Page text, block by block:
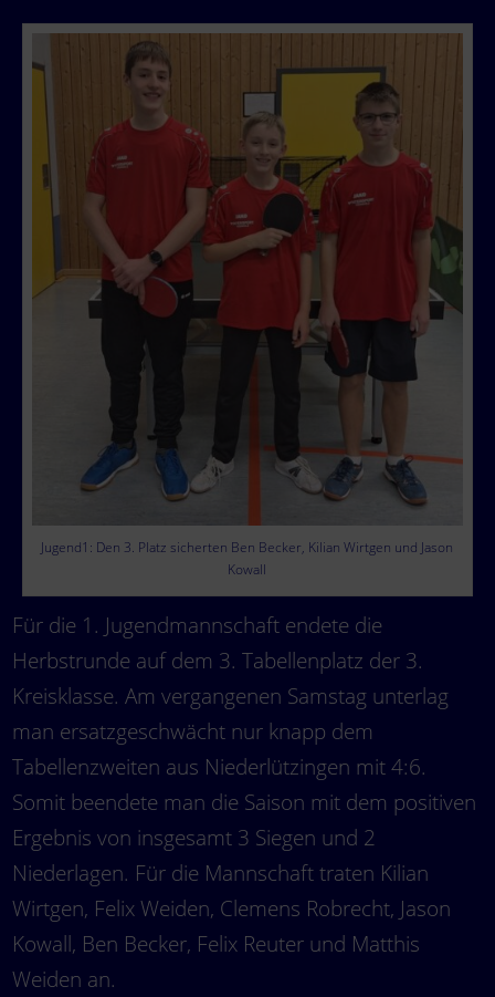
Jugend1: Den 3. Platz sicherten Ben Becker, Kilian Wirtgen und Jason
Kowall
Für die 1. Jugendmannschaft endete die
Herbstrunde auf dem 3. Tabellenplatz der 3.
Kreisklasse. Am vergangenen Samstag unterlag
man ersatzgeschwächt nur knapp dem
Tabellenzweiten aus Niederlützingen mit 4:6.
Somit beendete man die Saison mit dem positiven
Ergebnis von insgesamt 3 Siegen und 2
Niederlagen. Für die Mannschaft traten Kilian
Wirtgen, Felix Weiden, Clemens Robrecht, Jason
Kowall, Ben Becker, Felix Reuter und Matthis
Weiden an.